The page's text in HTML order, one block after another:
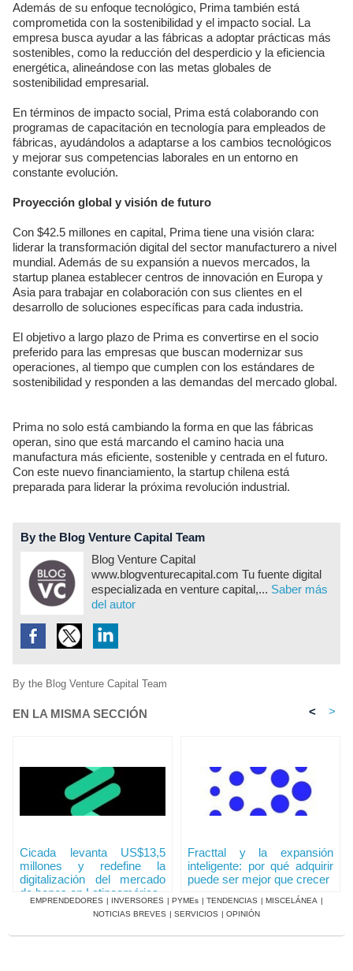
Además de su enfoque tecnológico, Prima también está
comprometida con la sostenibilidad y el impacto social. La
empresa busca ayudar a las fábricas a adoptar prácticas más
sostenibles, como la reducción del desperdicio y la eficiencia
energética, alineándose con las metas globales de
sostenibilidad empresarial.
En términos de impacto social, Prima está colaborando con
programas de capacitación en tecnología para empleados de
fábricas, ayudándolos a adaptarse a los cambios tecnológicos
y mejorar sus competencias laborales en un entorno en
constante evolución.
Proyección global y visión de futuro
Con $42.5 millones en capital, Prima tiene una visión clara:
liderar la transformación digital del sector manufacturero a nivel
mundial. Además de su expansión a nuevos mercados, la
startup planea establecer centros de innovación en Europa y
Asia para trabajar en colaboración con sus clientes en el
desarrollo de soluciones específicas para cada industria.
El objetivo a largo plazo de Prima es convertirse en el socio
preferido para las empresas que buscan modernizar sus
operaciones, al tiempo que cumplen con los estándares de
sostenibilidad y responden a las demandas del mercado global.
Prima no solo está cambiando la forma en que las fábricas
operan, sino que está marcando el camino hacia una
manufactura más eficiente, sostenible y centrada en el futuro.
Con este nuevo financiamiento, la startup chilena está
preparada para liderar la próxima revolución industrial.
By the Blog Venture Capital Team
Blog Venture Capital
www.blogventurecapital.com Tu fuente digital
especializada en venture capital,... Saber más
del autor
By the Blog Venture Capital Team
EN LA MISMA SECCIÓN < >
Cicada levanta US$13,5
millones y redefine la
digitalización del mercado
de bonos en Latinoamérica
Fracttal y la expansión
inteligente: por qué adquirir
puede ser mejor que crecer
EMPRENDEDORES | INVERSORES | PYMEs | TENDENCIAS | MISCELÁNEA |
NOTICIAS BREVES | SERVICIOS | OPINIÓN